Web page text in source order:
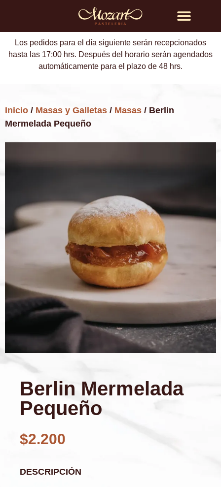
Los pedidos para el día siguiente serán recepcionados
hasta las 17:00 hrs. Después del horario serán agendados
automáticamente para el plazo de 48 hrs.
Inicio / Masas y Galletas / Masas / Berlin
Mermelada Pequeño
Berlin Mermelada
Pequeño
$2.200
DESCRIPCIÓN